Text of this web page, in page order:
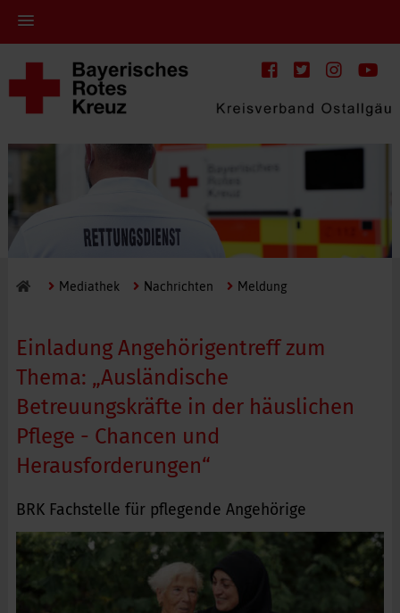
Mediathek Nachrichten Meldung
Einladung Angehörigentreff zum
Thema: „Ausländische
Betreuungskräfte in der häuslichen
Pflege - Chancen und
Herausforderungen“
BRK Fachstelle für pflegende Angehörige